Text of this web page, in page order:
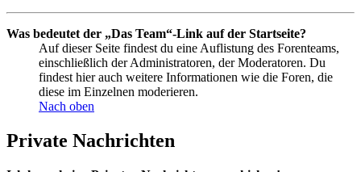
Was bedeutet der „Das Team“-Link auf der Startseite?
Auf dieser Seite findest du eine Auflistung des Forenteams,
einschließlich der Administratoren, der Moderatoren. Du
findest hier auch weitere Informationen wie die Foren, die
diese im Einzelnen moderieren.
Nach oben
Private Nachrichten